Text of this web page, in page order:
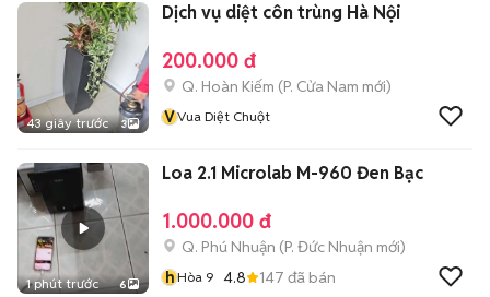
43 giây trước 3
Dịch vụ diệt côn trùng Hà Nội
200.000 đ
Q. Hoàn Kiếm (P. Cửa Nam mới)
VVua Diệt Chuột
1 phút trước 6
Loa 2.1 Microlab M-960 Đen Bạc
1.000.000 đ
Q. Phú Nhuận (P. Đức Nhuận mới)
hHòa 9 4.8 147 đã bán